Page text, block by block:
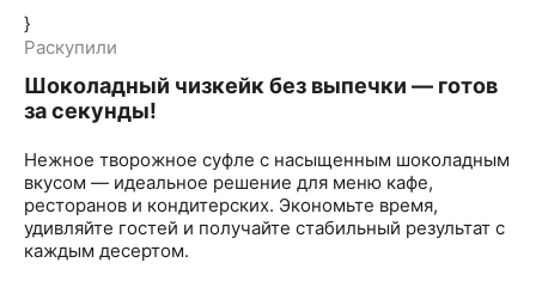
}
Раскупили
Шоколадный чизкейк без выпечки — готов
за секунды!
Нежное творожное суфле с насыщенным шоколадным
вкусом — идеальное решение для меню кафе,
ресторанов и кондитерских. Экономьте время,
удивляйте гостей и получайте стабильный результат с
каждым десертом.